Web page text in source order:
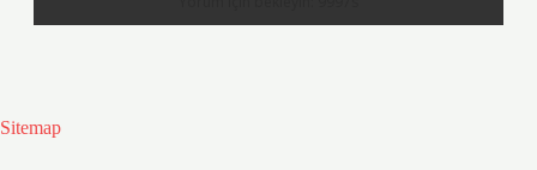
Sitemap